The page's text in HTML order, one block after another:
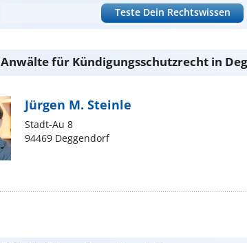
Teste Dein Rechtswissen
Anwälte für Kündigungsschutzrecht in
Jürgen M. Steinle
Stadt-Au 8
94469 Deggendorf